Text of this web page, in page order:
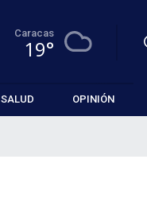
Caracas
19°
SALUD OPINIÓN